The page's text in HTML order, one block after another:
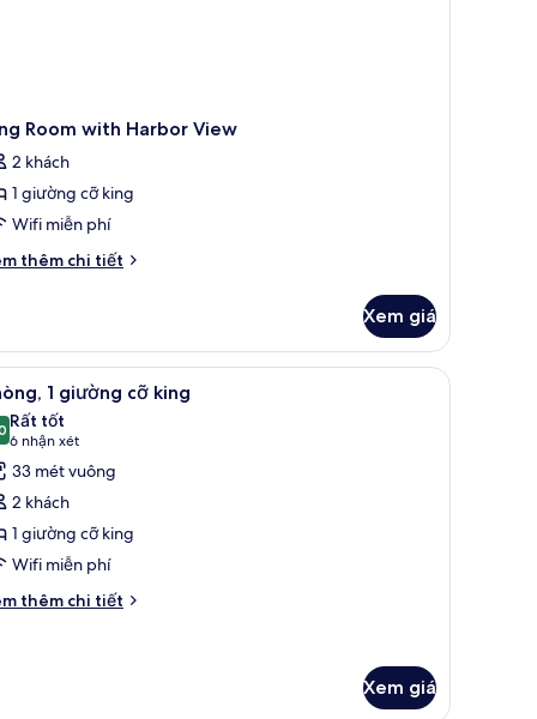
Room with Harbor View
2 khách
1 giường cỡ king
Wifi miễn phí
thêm chi tiết
Xem giá
bông, minibar Bộ đồ giường cao cấp, nệm có lớp đệm
4 1 giường cỡ king
trên 10
Rất tốt
6 nhận xét
(6
nhận
xét)
33 mét vuông
2 khách
1 giường cỡ king
Wifi miễn phí
thêm chi tiết
Xem giá